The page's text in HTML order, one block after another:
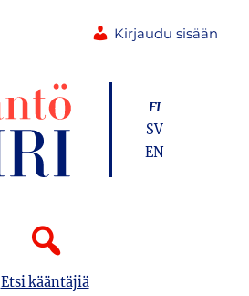
Kirjaudu sisään
Etsi kääntäjiä
FI
SV
EN